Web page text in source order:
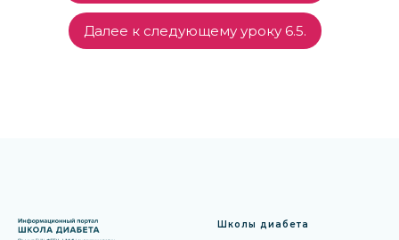
Далее к следующему уроку 6.5.
Школы диабета